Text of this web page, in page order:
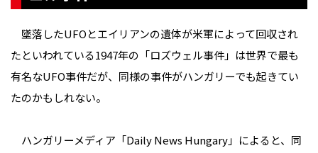
墜落したUFOとエイリアンの遺体が米軍によって回収され
たといわれている1947年の「ロズウェル事件」は世界で最も
有名なUFO事件だが、同様の事件がハンガリーでも起きてい
たのかもしれない。
ハンガリーメディア「Daily News Hungary」によると、同